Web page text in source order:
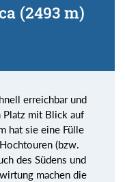
(2493 m)
erreichbar und
Platz mit Blick auf
hat sie eine Fülle
(bzw.
des Südens und
machen die